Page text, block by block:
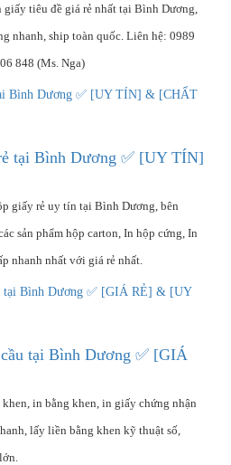
tiêu đề giá rẻ nhất tại Bình Dương,
nhanh, ship toàn quốc. Liên hệ: 0989
848 (Ms. Nga)
tại Bình Dương ✅ [UY TÍN]
giấy rẻ uy tín tại Bình Dương, bên
sản phẩm hộp carton, In hộp cứng, In
nhanh nhất với giá rẻ nhất.
tại Bình Dương ✅ [GIÁ
in bằng khen, in giấy chứng nhận
lấy liền bằng khen kỹ thuật số,